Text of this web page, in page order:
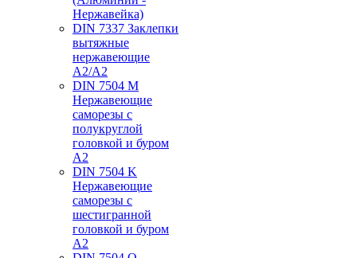
Нержавейка)
DIN 7337 Заклепки
вытяжные
нержавеющие
A2/A2
DIN 7504 M
Нержавеющие
саморезы с
полукруглой
головкой и буром
А2
DIN 7504 K
Нержавеющие
саморезы с
шестигранной
головкой и буром
А2